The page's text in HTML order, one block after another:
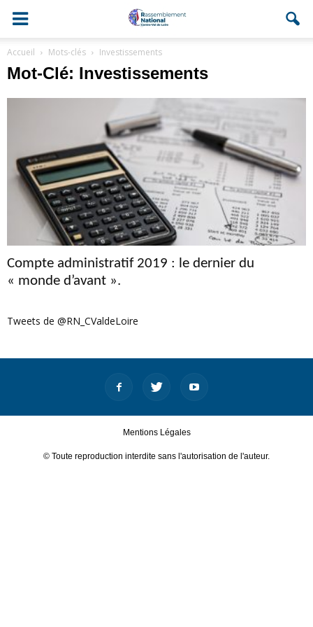
Accueil Mots-clés Investissements
Mot-Clé: Investissements
Compte administratif 2019 : le dernier du
« monde d’avant ».
Tweets de @RN_CValdeLoire
Mentions Légales
© Toute reproduction interdite sans l'autorisation de l'auteur.